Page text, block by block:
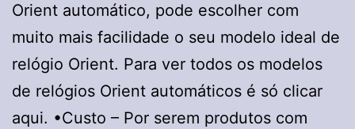
Orient automático, pode escolher com
muito mais facilidade o seu modelo ideal de
relógio Orient. Para ver todos os modelos
de relógios Orient automáticos é só clicar
aqui. •Custo – Por serem produtos com